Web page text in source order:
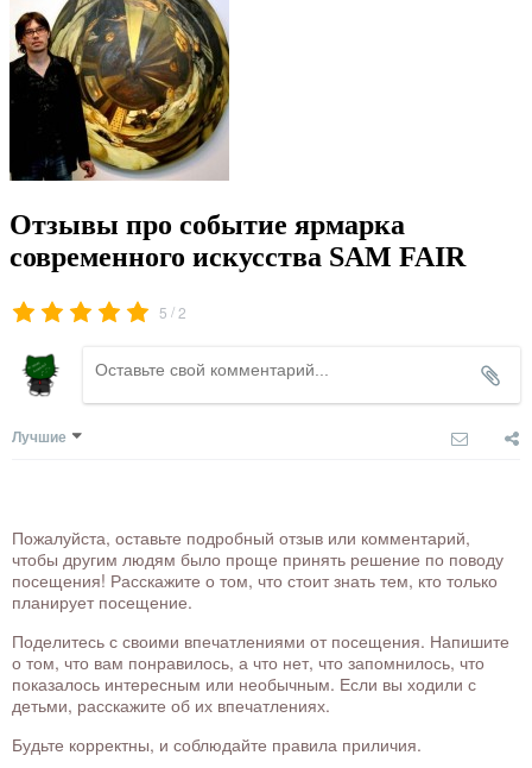
Отзывы про событие ярмарка
современного искусства SAM FAIR
5 /2
Лучшие
Пожалуйста, оставьте подробный отзыв или комментарий,
чтобы другим людям было проще принять решение по поводу
посещения! Расскажите о том, что стоит знать тем, кто только
планирует посещение.
Поделитесь с своими впечатлениями от посещения. Напишите
о том, что вам понравилось, а что нет, что запомнилось, что
показалось интересным или необычным. Если вы ходили с
детьми, расскажите об их впечатлениях.
Будьте корректны, и соблюдайте правила приличия.